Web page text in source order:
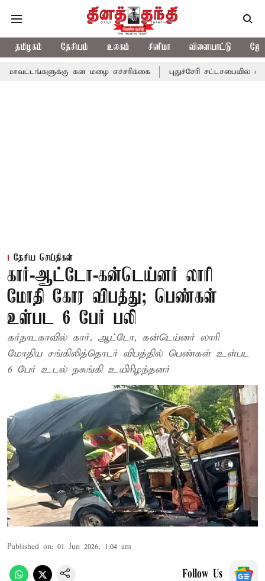
தமிழகம் தேசியம் உலகம் சினிமா விளையாட்டு
கன மழை எச்சரிக்கை புதுச்சேரி சட்டசபையில் வரும் 24ம்
தேசிய செய்திகள்
கார்-ஆட்டோ-கன்டெய்னர் லாரி
மோதி கோர விபத்து; பெண்கள்
உள்பட 6 பேர் பலி
கர்நாடகாவில் கார், ஆட்டோ, கன்டெய்னர் லாரி
மோதிய சங்கிலித்தொடர் விபத்தில் பெண்கள் உள்பட
6 பேர் உடல் நசுங்கி உயிரிழந்தனர்
Published on: 01 Jun 2026, 1:04 am
Follow Us